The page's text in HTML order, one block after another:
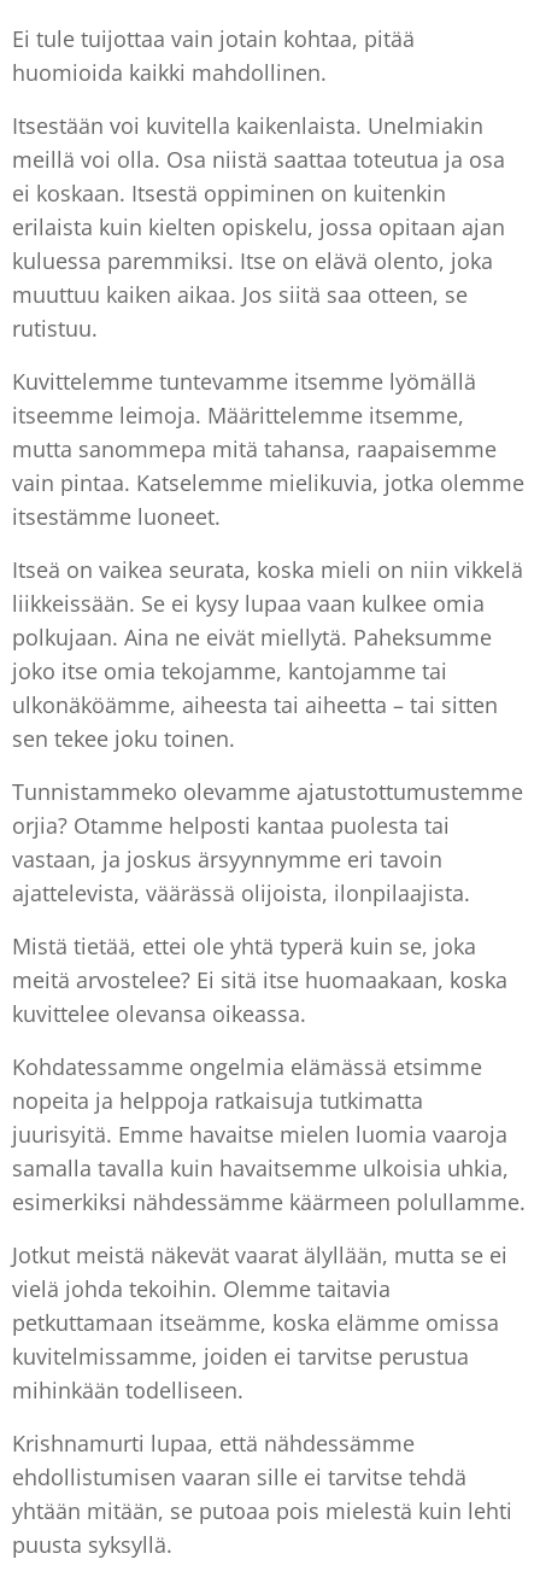
Ei tule tuijottaa vain jotain kohtaa, pitää
huomioida kaikki mahdollinen.
Itsestään voi kuvitella kaikenlaista. Unelmiakin
meillä voi olla. Osa niistä saattaa toteutua ja osa
ei koskaan. Itsestä oppiminen on kuitenkin
erilaista kuin kielten opiskelu, jossa opitaan ajan
kuluessa paremmiksi. Itse on elävä olento, joka
muuttuu kaiken aikaa. Jos siitä saa otteen, se
rutistuu.
Kuvittelemme tuntevamme itsemme lyömällä
itseemme leimoja. Määrittelemme itsemme,
mutta sanommepa mitä tahansa, raapaisemme
vain pintaa. Katselemme mielikuvia, jotka olemme
itsestämme luoneet.
Itseä on vaikea seurata, koska mieli on niin vikkelä
liikkeissään. Se ei kysy lupaa vaan kulkee omia
polkujaan. Aina ne eivät miellytä. Paheksumme
joko itse omia tekojamme, kantojamme tai
ulkonäköämme, aiheesta tai aiheetta – tai sitten
sen tekee joku toinen.
Tunnistammeko olevamme ajatustottumustemme
orjia? Otamme helposti kantaa puolesta tai
vastaan, ja joskus ärsyynnymme eri tavoin
ajattelevista, väärässä olijoista, ilonpilaajista.
Mistä tietää, ettei ole yhtä typerä kuin se, joka
meitä arvostelee? Ei sitä itse huomaakaan, koska
kuvittelee olevansa oikeassa.
Kohdatessamme ongelmia elämässä etsimme
nopeita ja helppoja ratkaisuja tutkimatta
juurisyitä. Emme havaitse mielen luomia vaaroja
samalla tavalla kuin havaitsemme ulkoisia uhkia,
esimerkiksi nähdessämme käärmeen polullamme.
Jotkut meistä näkevät vaarat älyllään, mutta se ei
vielä johda tekoihin. Olemme taitavia
petkuttamaan itseämme, koska elämme omissa
kuvitelmissamme, joiden ei tarvitse perustua
mihinkään todelliseen.
Krishnamurti lupaa, että nähdessämme
ehdollistumisen vaaran sille ei tarvitse tehdä
yhtään mitään, se putoaa pois mielestä kuin lehti
puusta syksyllä.